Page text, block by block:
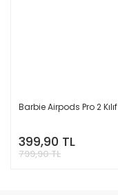
Barbie Airpods Pro 2 Kılıf
399,90 TL
799,90 TL